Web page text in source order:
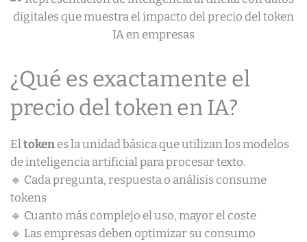
¿Qué es exactamente el
precio del token en IA?
Eltokenes la unidad básica que utilizan los modelos
de inteligencia artificial para procesar texto.
🔹 Cada pregunta, respuesta o análisis consume
tokens
🔹 Cuanto más complejo el uso, mayor el coste
🔹 Las empresas deben optimizar su consumo